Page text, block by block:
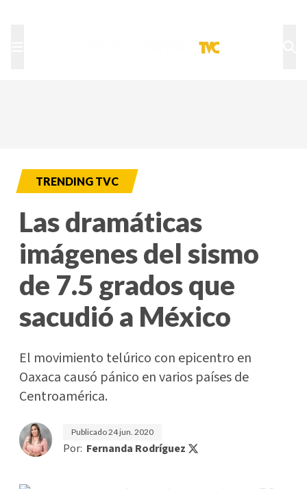
TRENDING TVC
Las dramáticas
imágenes del sismo
de 7.5 grados que
sacudió a México
El movimiento telúrico con epicentro en
Oaxaca causó pánico en varios países de
Centroamérica.
Publicado24 jun. 2020
Por: Fernanda Rodríguez